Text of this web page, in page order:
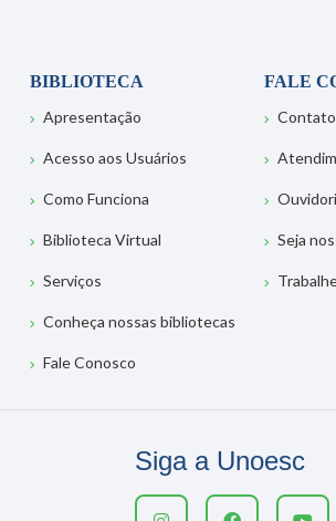
BIBLIOTECA
Apresentação
Acesso aos Usuários
Como Funciona
Biblioteca Virtual
Serviços
Conheça nossas bibliotecas
Fale Conosco
FALE
Seja
Siga a Unoesc